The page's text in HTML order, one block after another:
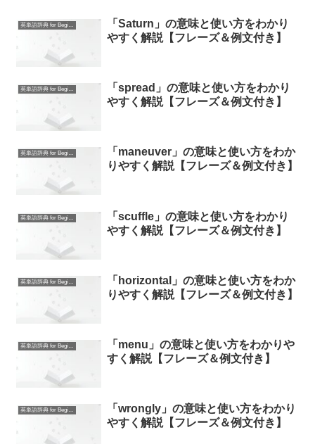
英単語辞典 for Beginners
「Saturn」の意味と使い方をわかり
やすく解説【フレーズ＆例文付き】
英単語辞典 for Beginners
「spread」の意味と使い方をわかり
やすく解説【フレーズ＆例文付き】
英単語辞典 for Beginners
「maneuver」の意味と使い方をわか
りやすく解説【フレーズ＆例文付き】
英単語辞典 for Beginners
「scuffle」の意味と使い方をわかり
やすく解説【フレーズ＆例文付き】
英単語辞典 for Beginners
「horizontal」の意味と使い方をわか
りやすく解説【フレーズ＆例文付き】
英単語辞典 for Beginners
「menu」の意味と使い方をわかりや
すく解説【フレーズ＆例文付き】
英単語辞典 for Beginners
「wrongly」の意味と使い方をわかり
やすく解説【フレーズ＆例文付き】